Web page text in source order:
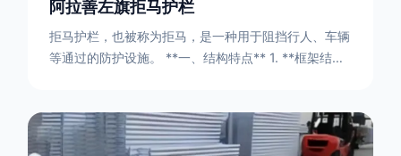
阿拉善左旗拒马护栏
拒马护栏，也被称为拒马，是一种用于阻挡行人、车辆
等通过的防护设施。 **一、结构特点** 1. **框架结构
方形的框架组合。这些框架相互连接，形成一个稳定的
结构，能够承受一定的冲击力。例如，在一些临时交通